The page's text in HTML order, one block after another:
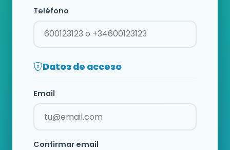
Teléfono
Datos de acceso
Email
Confirmar email